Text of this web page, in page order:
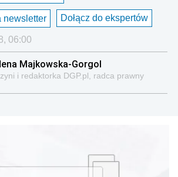
newsletter Dołącz do ekspertów
06:00
Majkowska-Gorgol
i redaktorka DGP.pl, radca prawny